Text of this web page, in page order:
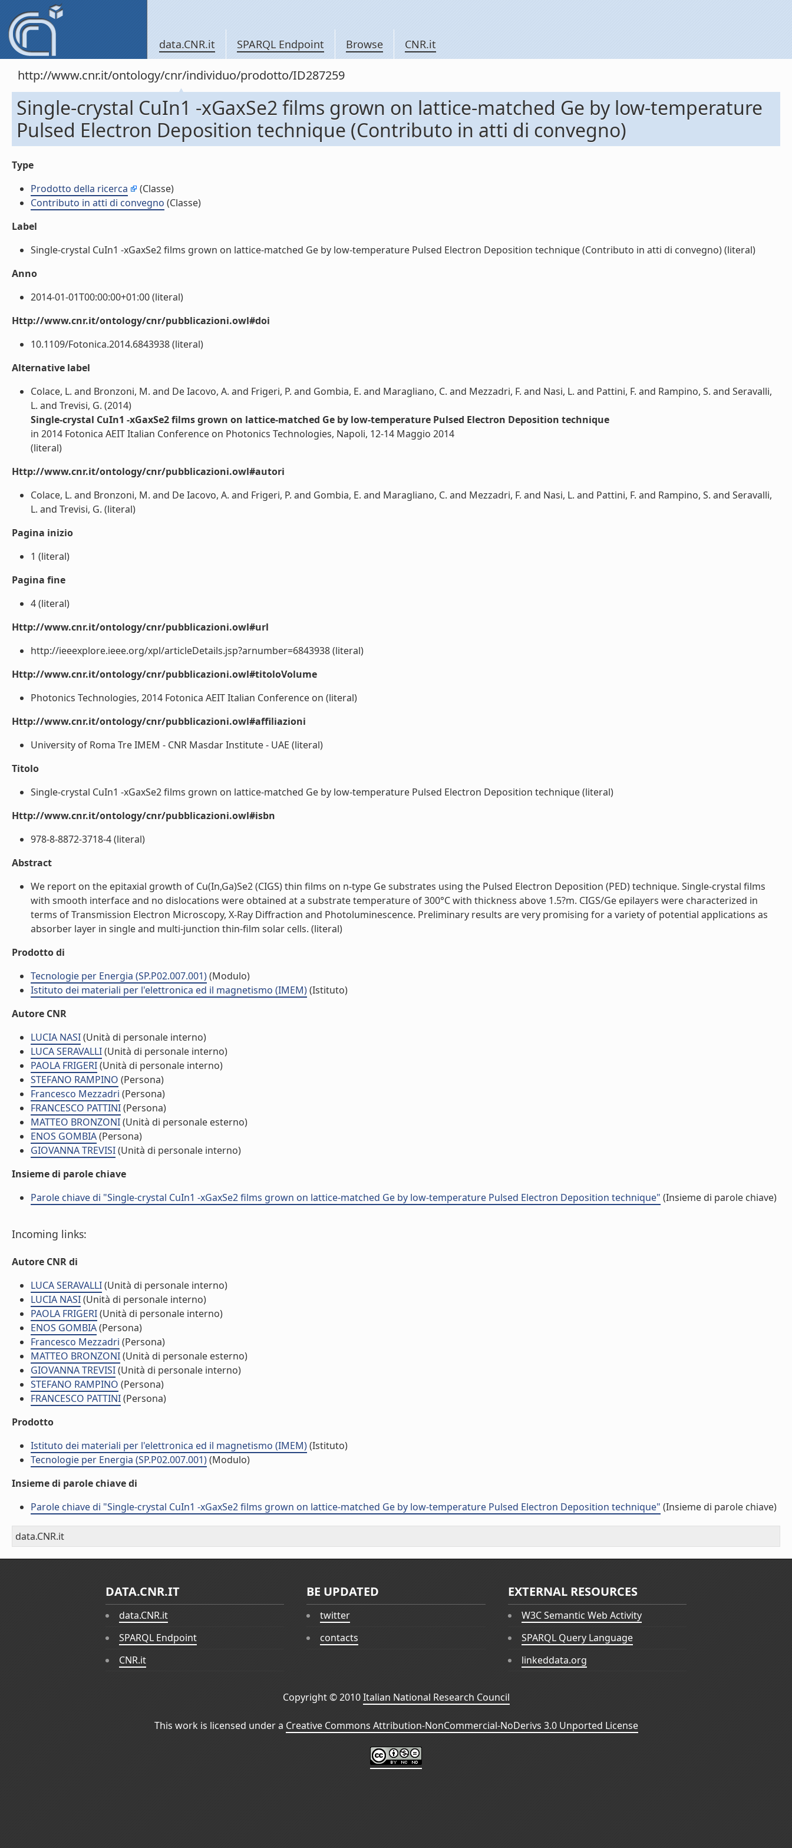
data.CNR.it SPARQL Endpoint Browse CNR.it
http://www.cnr.it/ontology/cnr/individuo/prodotto/ID287259
Single-crystal CuIn1 -xGaxSe2 films grown on lattice-matched Ge by low-temperature
Pulsed Electron Deposition technique (Contributo in atti di convegno)
Type
Prodotto della ricerca
(Classe)
Contributo in atti di convegno (Classe)
Label
Single-crystal CuIn1 -xGaxSe2 films grown on lattice-matched Ge by low-temperature Pulsed Electron Deposition technique (Contributo in atti di convegno) (literal)
Anno
2014-01-01T00:00:00+01:00 (literal)
Http://www.cnr.it/ontology/cnr/pubblicazioni.owl#doi
10.1109/Fotonica.2014.6843938 (literal)
Alternative label
Colace, L. and Bronzoni, M. and De Iacovo, A. and Frigeri, P. and Gombia, E. and Maragliano, C. and Mezzadri, F. and Nasi, L. and Pattini, F. and Rampino, S. and Seravalli,
L. and Trevisi, G. (2014)
Single-crystal CuIn1 -xGaxSe2 films grown on lattice-matched Ge by low-temperature Pulsed Electron Deposition technique
in 2014 Fotonica AEIT Italian Conference on Photonics Technologies, Napoli, 12-14 Maggio 2014
(literal)
Http://www.cnr.it/ontology/cnr/pubblicazioni.owl#autori
Colace, L. and Bronzoni, M. and De Iacovo, A. and Frigeri, P. and Gombia, E. and Maragliano, C. and Mezzadri, F. and Nasi, L. and Pattini, F. and Rampino, S. and Seravalli,
L. and Trevisi, G. (literal)
Pagina inizio
1 (literal)
Pagina fine
4 (literal)
Http://www.cnr.it/ontology/cnr/pubblicazioni.owl#url
http://ieeexplore.ieee.org/xpl/articleDetails.jsp?arnumber=6843938 (literal)
Http://www.cnr.it/ontology/cnr/pubblicazioni.owl#titoloVolume
Photonics Technologies, 2014 Fotonica AEIT Italian Conference on (literal)
Http://www.cnr.it/ontology/cnr/pubblicazioni.owl#affiliazioni
University of Roma Tre IMEM - CNR Masdar Institute - UAE (literal)
Titolo
Single-crystal CuIn1 -xGaxSe2 films grown on lattice-matched Ge by low-temperature Pulsed Electron Deposition technique (literal)
Http://www.cnr.it/ontology/cnr/pubblicazioni.owl#isbn
978-8-8872-3718-4 (literal)
Abstract
We report on the epitaxial growth of Cu(In,Ga)Se2 (CIGS) thin films on n-type Ge substrates using the Pulsed Electron Deposition (PED) technique. Single-crystal films
with smooth interface and no dislocations were obtained at a substrate temperature of 300°C with thickness above 1.5?m. CIGS/Ge epilayers were characterized in
terms of Transmission Electron Microscopy, X-Ray Diffraction and Photoluminescence. Preliminary results are very promising for a variety of potential applications as
absorber layer in single and multi-junction thin-film solar cells. (literal)
Prodotto di
Tecnologie per Energia (SP.P02.007.001)(Modulo)
Istituto dei materiali per l'elettronica ed il magnetismo (IMEM)(Istituto)
Autore CNR
LUCIA NASI(Unità di personale interno)
LUCA SERAVALLI(Unità di personale interno)
PAOLA FRIGERI(Unità di personale interno)
STEFANO RAMPINO (Persona)
Francesco Mezzadri (Persona)
FRANCESCO PATTINI(Persona)
MATTEO BRONZONI(Unità di personale esterno)
ENOS GOMBIA(Persona)
GIOVANNA TREVISI(Unità di personale interno)
Insieme di parole chiave
Parole chiave di "Single-crystal CuIn1 -xGaxSe2 films grown on lattice-matched Ge by low-temperature Pulsed Electron Deposition technique" (Insieme di parole chiave)
Incoming links:
Autore CNR di
LUCA SERAVALLI(Unità di personale interno)
LUCIA NASI(Unità di personale interno)
PAOLA FRIGERI(Unità di personale interno)
ENOS GOMBIA(Persona)
Francesco Mezzadri (Persona)
MATTEO BRONZONI(Unità di personale esterno)
GIOVANNA TREVISI(Unità di personale interno)
STEFANO RAMPINO (Persona)
FRANCESCO PATTINI(Persona)
Prodotto
Istituto dei materiali per l'elettronica ed il magnetismo (IMEM)(Istituto)
Tecnologie per Energia (SP.P02.007.001)(Modulo)
Insieme di parole chiave di
Parole chiave di "Single-crystal CuIn1 -xGaxSe2 films grown on lattice-matched Ge by low-temperature Pulsed Electron Deposition technique" (Insieme di parole chiave)
data.CNR.it
DATA.CNR.IT
data.CNR.it
SPARQL Endpoint
CNR.it
BE UPDATED
twitter
contacts
EXTERNAL RESOURCES
W3C Semantic Web Activity
SPARQL Query Language
linkeddata.org
Copyright © 2010Italian National Research Council
This work is licensed under a Creative Commons Attribution-NonCommercial-NoDerivs 3.0 Unported License